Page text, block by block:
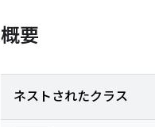
概要
ネストされたクラス